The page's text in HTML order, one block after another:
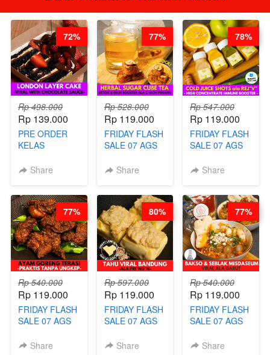
Rp 498.000
Rp 139.000
PRE ORDER
KELAS
LAYER CAKE -
SAUCE- BY
CHEF DITA
(TAYANG 18
AGUSTUS)
Share
72%
Rp 528.000
Rp 119.000
FRIDAY FLASH
SALE 07 AGS
HERBAL
DETOX & IMUN
BOOSTER
HITS PENANG
- BY BARISTA
ARISUDANA
Share
77%
Rp 547.000
Rp 119.000
FRIDAY FLASH
SALE 07 AGS
JUICE SHOTS
CONCENTRATE
IMMUNE
BOOSTER BY
BARISTA
ARISUDANA
Share
78%
Rp 540.000
Rp 119.000
FRIDAY FLASH
SALE 07 AGS
GORENG
Share
77%
Rp 597.000
Rp 119.000
FRIDAY FLASH
SALE 07 AGS
VIRALShare
80%
Rp 540.000
Rp 119.000
FRIDAY FLASH
SALE 07 AGS
& SEBLAK
Share
77%